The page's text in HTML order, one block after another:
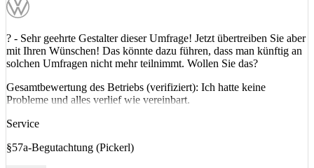
? - Sehr geehrte Gestalter dieser Umfrage! Jetzt übertreiben Sie aber
mit Ihren Wünschen! Das könnte dazu führen, dass man künftig an
solchen Umfragen nicht mehr teilnimmt. Wollen Sie das?
Gesamtbewertung des Betriebs (verifiziert): Ich hatte keine
Probleme und alles verlief wie vereinbart.
Service
§57a-Begutachtung (Pickerl)